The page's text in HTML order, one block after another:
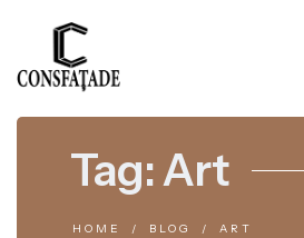
Tag:Art
HOME BLOG ART